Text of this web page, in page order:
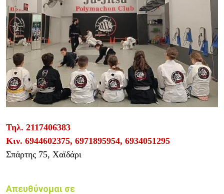
Τηλ. 2117406383
Κιν. 6944602375, 6971895954, 6934051295
Σπάρτης 75, Χαϊδάρι
Απευθύνομαι σε